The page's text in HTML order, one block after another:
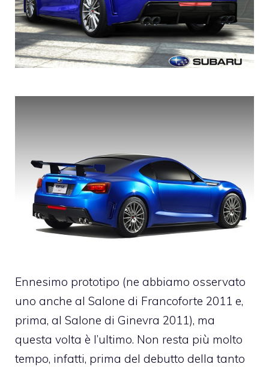
Ennesimo prototipo (ne abbiamo osservato
uno anche al Salone di Francoforte 2011 e,
prima, al Salone di Ginevra 2011), ma
questa volta è l’ultimo. Non resta più molto
tempo, infatti, prima del debutto della tanto